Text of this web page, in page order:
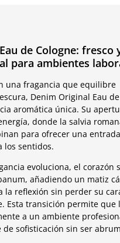
de Cologne: fresco
para ambientes
una fragancia que equilibre
Denim Original Eau
aromática única. Su
donde la salvia
para ofrecer una
los sentidos.
evoluciona, el corazón
añadiendo un matiz
la reflexión sin perder su
Esta transición permite que
a un ambiente
sofisticación sin ser